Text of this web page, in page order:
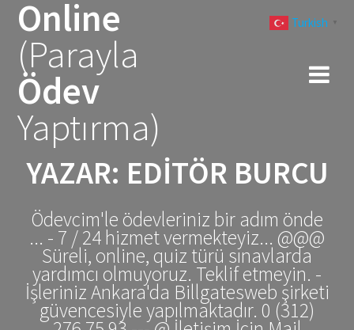
Online
(Parayla
Ödev
Yaptırma)
YAZAR: EDITÖR BURCU
Ödevcim'le ödevleriniz bir adım önde
... - 7 / 24 hizmet vermekteyiz... @@@
Süreli, online, quiz türü sınavlarda
yardımcı olmuyoruz. Teklif etmeyin. -
İşleriniz Ankara'da Billgatesweb şirketi
güvencesiyle yapılmaktadır. 0 (312)
Turkish ▼